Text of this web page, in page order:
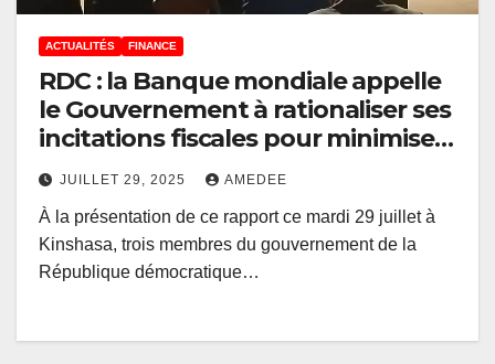
ACTUALITÉS FINANCE
RDC : la Banque mondiale appelle
le Gouvernement à rationaliser ses
incitations fiscales pour minimiser
le manque à gagner ((Rapport)
JUILLET 29, 2025 AMEDEE
À la présentation de ce rapport ce mardi 29 juillet à
Kinshasa, trois membres du gouvernement de la
République démocratique…